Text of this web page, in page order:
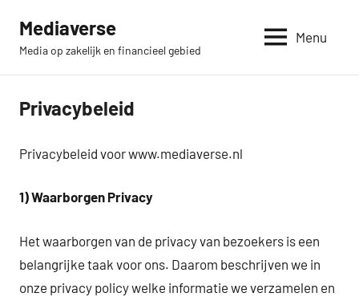
content
Mediaverse
Media op zakelijk en financieel gebied
Menu
Privacybeleid
Privacybeleid voor www.mediaverse.nl
1) Waarborgen Privacy
Het waarborgen van de privacy van bezoekers is een
belangrijke taak voor ons. Daarom beschrijven we in
onze privacy policy welke informatie we verzamelen en